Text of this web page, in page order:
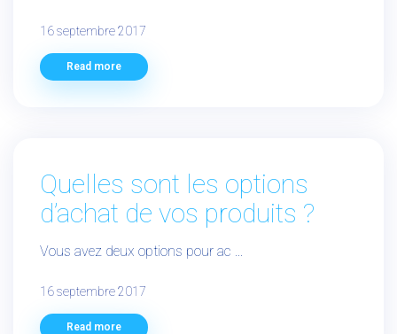
16 septembre 2017
Read more
Quelles sont les options
d’achat de vos produits ?
Vous avez deux options pour ac ...
16 septembre 2017
Read more